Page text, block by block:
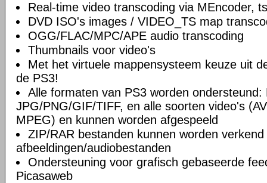
Real-time video transcoding via MEncoder,
DVD ISO's images / VIDEO_TS map
OGG/FLAC/MPC/APE audio transcoding
Thumbnails voor video's
Met het virtuele mappensysteem keuze uit
de PS3!
Alle formaten van PS3 worden ondersteund:
JPG/PNG/GIF/TIFF, en alle soorten video's
MPEG) en kunnen worden afgespeeld
ZIP/RAR bestanden kunnen worden
afbeeldingen/audiobestanden
Ondersteuning voor grafisch gebaseerde
Picasaweb